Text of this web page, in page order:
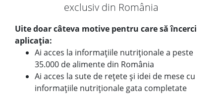
exclusiv din România
Uite doar câteva motive pentru care să încerci
aplicația:
Ai acces la informațiile nutriționale a peste
35.000 de alimente din România
Ai acces la sute de rețete și idei de mese cu
informațiile nutriționale gata completate